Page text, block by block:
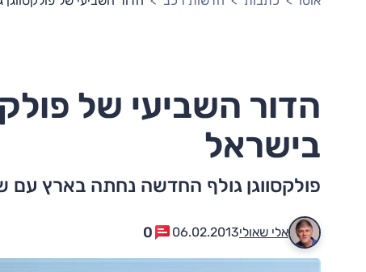
הדור השביעי של
בישראל
פולקסווגן גולף החדשה נחתה בארץ עם
אלי שאולי06.02.2013
0